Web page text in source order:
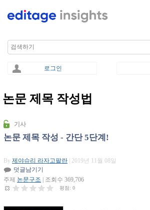
Search
로그인
You are here
논문 제목 작성법
기사
논문 제목 작성 - 간단 5단계!
By 제야슈리 라자고팔란
| 2019년 11월 08일
덧글남기기
주제 논문구조 | 조회수 369,706
평점: 0